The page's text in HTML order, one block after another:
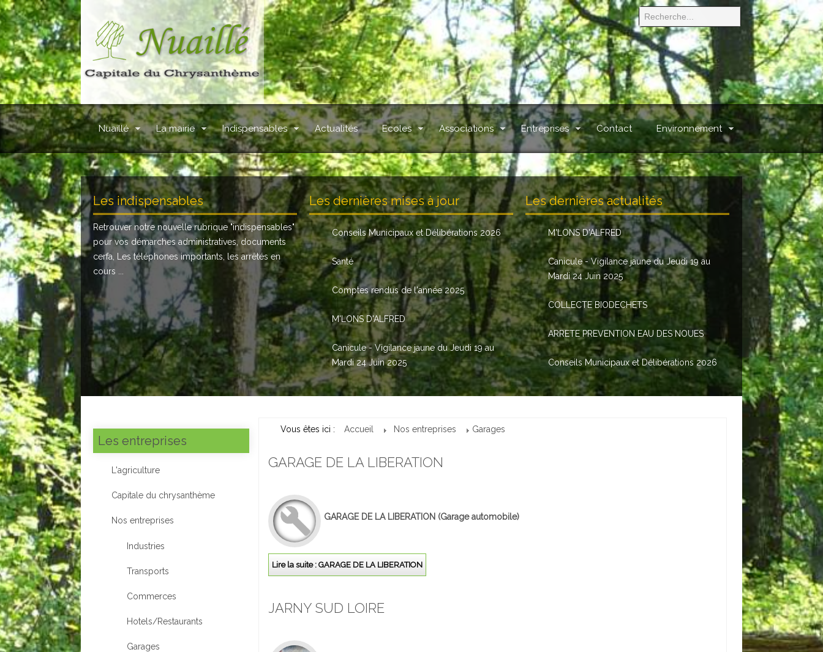
Nuaillé La mairie Indispensables Actualités Ecoles Associations Entreprises Contact Environnement
.
Les indispensables
Retrouver notre nouvelle rubrique "indispensables"
pour vos démarches administratives, documents
cerfa, Les téléphones importants, les arrêtés en
cours ...
Les dernières mises à jour
Conseils Municipaux et Délibérations 2026
Santé
Comptes rendus de l'année 2025
M'LONS D'ALFRED
Canicule - Vigilance jaune du Jeudi 19 au
Mardi 24 Juin 2025
Les dernières actualités
M'LONS D'ALFRED
Canicule - Vigilance jaune du Jeudi 19 au
Mardi 24 Juin 2025
COLLECTE BIODECHETS
ARRETE PREVENTION EAU DES NOUES
Conseils Municipaux et Délibérations 2026
Les entreprises
L'agriculture
Capitale du chrysanthème
Nos entreprises
Industries
Transports
Commerces
Hotels/Restaurants
Garages
Vous êtes ici : Accueil Nos entreprises Garages
GARAGE DE LA LIBERATION
GARAGE DE LA LIBERATION (Garage automobile)
Lire la suite : GARAGE DE LA LIBERATION
JARNY SUD LOIRE